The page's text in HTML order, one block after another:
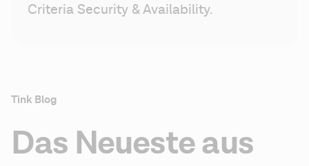
Criteria Security & Availability.
Tink Blog
Das Neueste aus